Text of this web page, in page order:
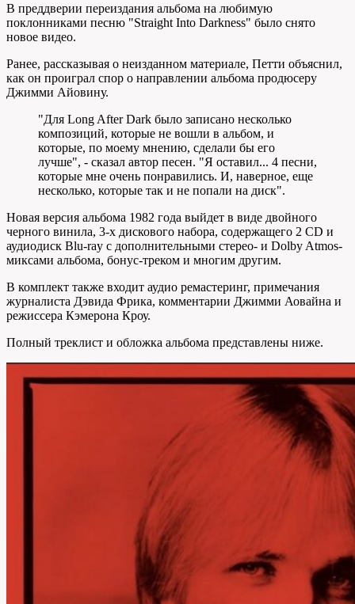
В преддверии переиздания альбома на любимую
поклонниками песню "Straight Into Darkness" было снято
новое видео.
Ранее, рассказывая о неизданном материале, Петти объяснил,
как он проиграл спор о направлении альбома продюсеру
Джимми Айовину.
"Для Long After Dark было записано несколько
композиций, которые не вошли в альбом, и
которые, по моему мнению, сделали бы его
лучше", - сказал автор песен. "Я оставил... 4 песни,
которые мне очень понравились. И, наверное, еще
несколько, которые так и не попали на диск".
Новая версия альбома 1982 года выйдет в виде двойного
черного винила, 3-х дискового набора, содержащего 2 CD и
аудиодиск Blu-ray с дополнительными стерео- и Dolby Atmos-
миксами альбома, бонус-треком и многим другим.
В комплект также входит аудио ремастеринг, примечания
журналиста Дэвида Фрика, комментарии Джимми Аовайна и
режиссера Кэмерона Кроу.
Полный треклист и обложка альбома представлены ниже.